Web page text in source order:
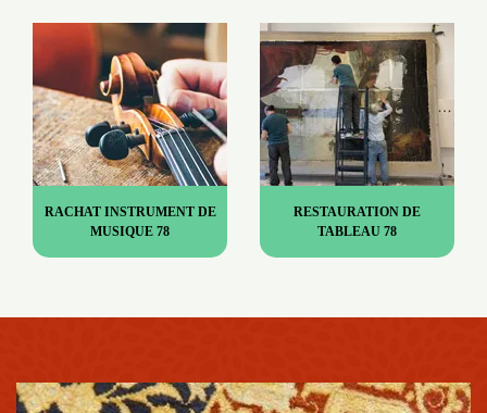
RACHAT INSTRUMENT DE
MUSIQUE 78
RESTAURATION DE
TABLEAU 78